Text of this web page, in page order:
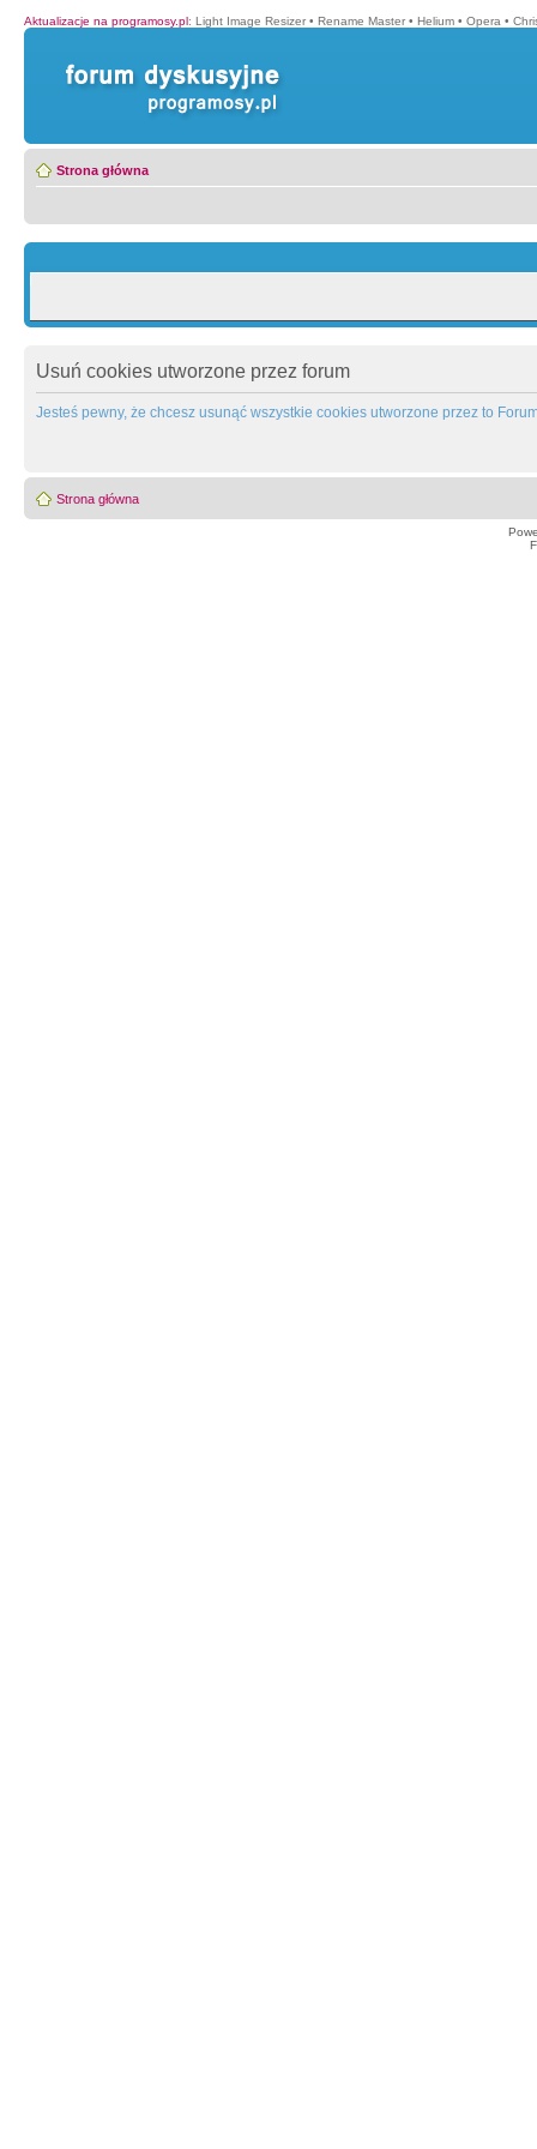
Aktualizacje na programosy.pl: Light Image Resizer • Rename Master • Helium • Opera •
Strona główna
Usuń cookies utworzone przez forum
Jesteś pewny, że chcesz usunąć wszystkie cookies utworzone przez to
Strona główna